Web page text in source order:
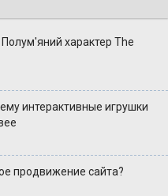
характер The
интерактивные игрушки
продвижение сайта?